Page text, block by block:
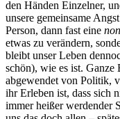
den Händen Einzelner,
unsere gemeinsame
Person, dann fast eine
etwas zu verändern,
bleibt unser Leben
schön), wie es ist. Ganze
abgewendet von Politik,
ihr Erleben ist, dass sich
immer heißer werdender